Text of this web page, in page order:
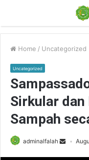
Home / Uncategorized
Uncategorized
Sirkular dan
Sampah
adminalfalah